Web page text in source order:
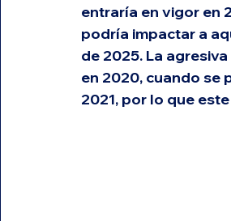
entraría en vigor en
podría impactar a
de 2025. La
en 2020, cuando se
2021, por lo que